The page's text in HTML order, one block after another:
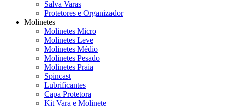
Salva Varas
Protetores e Organizador
Molinetes
Molinetes Micro
Molinetes Leve
Molinetes Médio
Molinetes Pesado
Molinetes Praia
Spincast
Lubrificantes
Capa Protetora
Kit Vara e Molinete